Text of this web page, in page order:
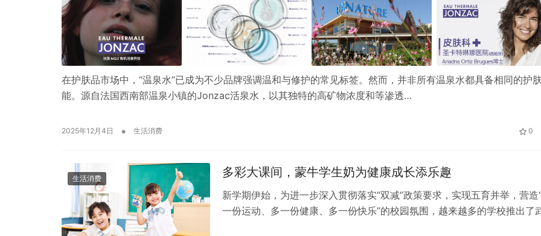
在护肤品市场中，“温泉水”已成为不少品牌强调温和与修护的常见标签。然而，并非所有温泉水都具备相同的护
能。源自法国西南部温泉小镇的Jonzac活泉水，以其独特的高矿物浓度和等渗透…
2025年12月4日 • 生活消费 0
生活消费 多彩大课间，蒙牛学生奶为健康成长添乐趣
新学期伊始，为进一步深入贯彻落实“双减”政策要求，实现五育并举，营造
一份运动、多一份健康、多一份快乐”的校园氛围，越来越多的学校推出了